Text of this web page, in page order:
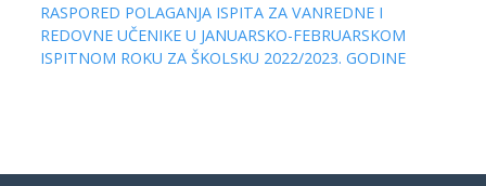
RASPORED POLAGANJA ISPITA ZA VANREDNE I
REDOVNE UČENIKE U JANUARSKO-FEBRUARSKOM
ISPITNOM ROKU ZA ŠKOLSKU 2022/2023. GODINE